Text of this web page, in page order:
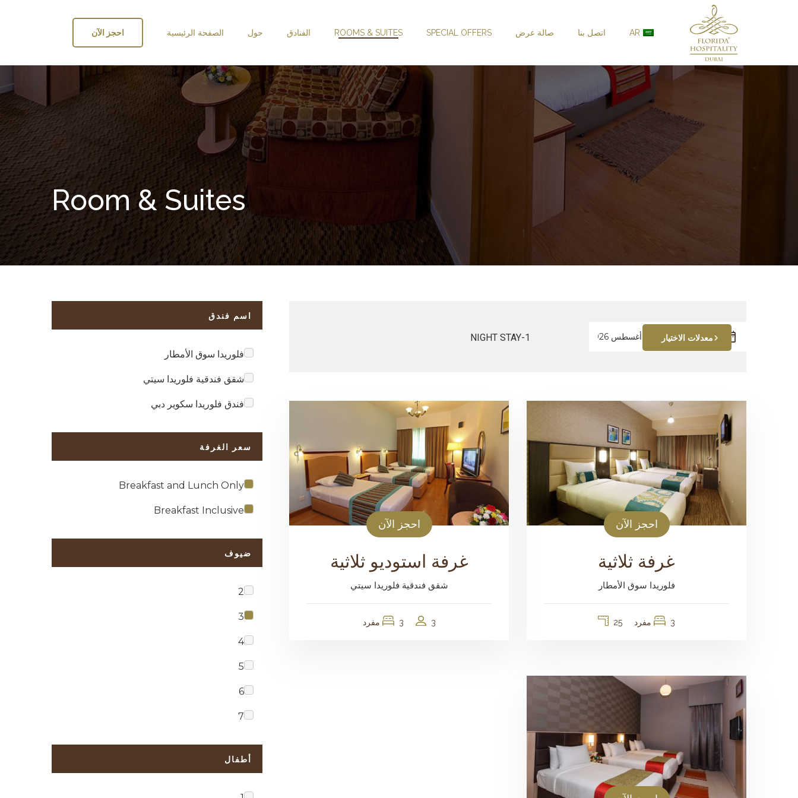
الصفحة الرئيسية حول الفنادق ROOMS & SUITES SPECIAL OFFERS صالة عرض اتصل بنا AR احجز الآن
Room & Suites
اسم فندق
فلوريدا سوق الأمطار
شقق فندقية فلوريدا سيتي
فندق فلوريدا سكوير دبي
سعر الغرفة
Breakfast and Lunch Only
Breakfast Inclusive
ضيوف
2
3
4
5
6
7
أطفال
1-NIGHT STAY معدلات الاختيار
احجز الآن
غرفة ثلاثية
فلوريدا سوق الأمطار
3 مفرد 25
احجز الآن
غرفة استوديو ثلاثية
شقق فندقية فلوريدا سيتي
3 3 مفرد